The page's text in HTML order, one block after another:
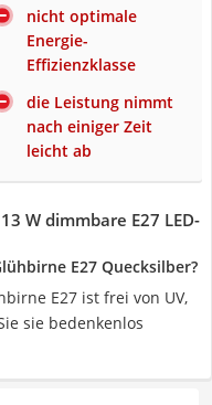
nicht optimale
Energie-
Effizienzklasse
die Leistung nimmt
nach einiger Zeit
leicht ab
W dimmbare E27 LED-
E27 Quecksilber?
E27 ist frei von UV,
sie bedenkenlos